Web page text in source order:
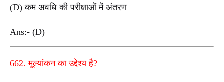
(D) कम अवधि की परीक्षाओं में अंतरण
Ans:- (D)
662. मूल्यांकन का उद्देश्य है?